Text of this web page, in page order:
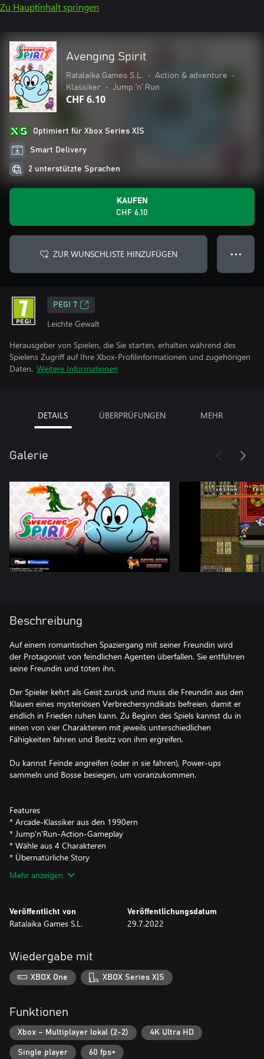
Zu Hauptinhalt springen
Avenging Spirit
Ratalaika Games S.L. • Action & adventure
•
Klassiker
• Jump ’n’ Run
CHF 6.10
Optimiert für Xbox Series X|S
Smart Delivery
2 unterstützte Sprachen
KAUFEN
CHF 6.10
ZUR WUNSCHLISTE HINZUFÜGEN ● ● ●
PEGI 7
Leichte Gewalt
Herausgeber von Spielen, die Sie starten, erhalten während des
Spielens Zugriff auf Ihre Xbox-Profilinformationen und zugehörigen
Daten. Weitere Informationen
DETAILS ÜBERPRÜFUNGEN MEHR
Galerie
Beschreibung
Auf einem romantischen Spaziergang mit seiner Freundin wird
der Protagonist von feindlichen Agenten überfallen. Sie entführen
seine Freundin und töten ihn.
Der Spieler kehrt als Geist zurück und muss die Freundin aus den
Klauen eines mysteriösen Verbrechersyndikats befreien, damit er
endlich in Frieden ruhen kann. Zu Beginn des Spiels kannst du in
einen von vier Charakteren mit jeweils unterschiedlichen
Fähigkeiten fahren und Besitz von ihm ergreifen.
Du kannst Feinde angreifen (oder in sie fahren), Power-ups
sammeln und Bosse besiegen, um voranzukommen.
Features
* Arcade-Klassiker aus den 1990ern
* Jump'n'Run-Action-Gameplay
* Wähle aus 4 Charakteren
* Übernatürliche Story
Mehr anzeigen
Veröffentlicht von
Ratalaika Games S.L.
Veröffentlichungsdatum
29.7.2022
Wiedergabe mit
XBOX One XBOX Series X|S
Funktionen
Xbox – Multiplayer lokal (2-2) 4K Ultra HD
Single player 60 fps+